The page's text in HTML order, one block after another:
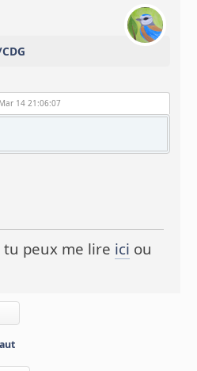
14 21:06:07
tu peux me lire ici ou